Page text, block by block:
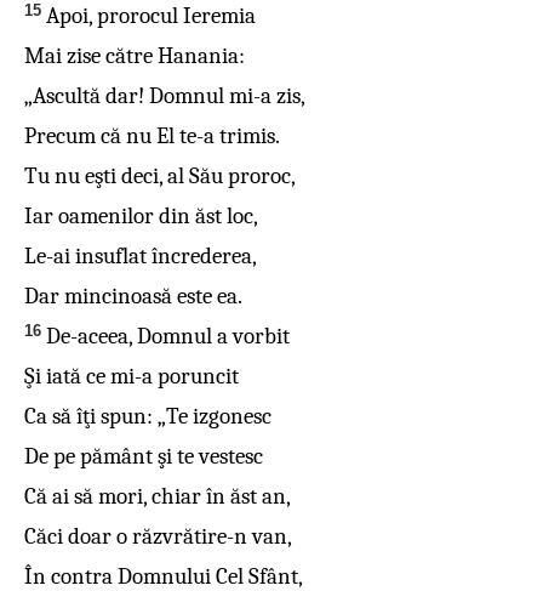
15 Apoi, prorocul Ieremia
Mai zise către Hanania:
„Ascultă dar! Domnul mi-a zis,
Precum că nu El te-a trimis.
Tu nu eşti deci, al Său proroc,
Iar oamenilor din ăst loc,
Le-ai insuflat încrederea,
Dar mincinoasă este ea.
16 De-aceea, Domnul a vorbit
Şi iată ce mi-a poruncit
Ca să îţi spun: „Te izgonesc
De pe pământ şi te vestesc
Că ai să mori, chiar în ăst an,
Căci doar o răzvrătire-n van,
În contra Domnului Cel Sfânt,